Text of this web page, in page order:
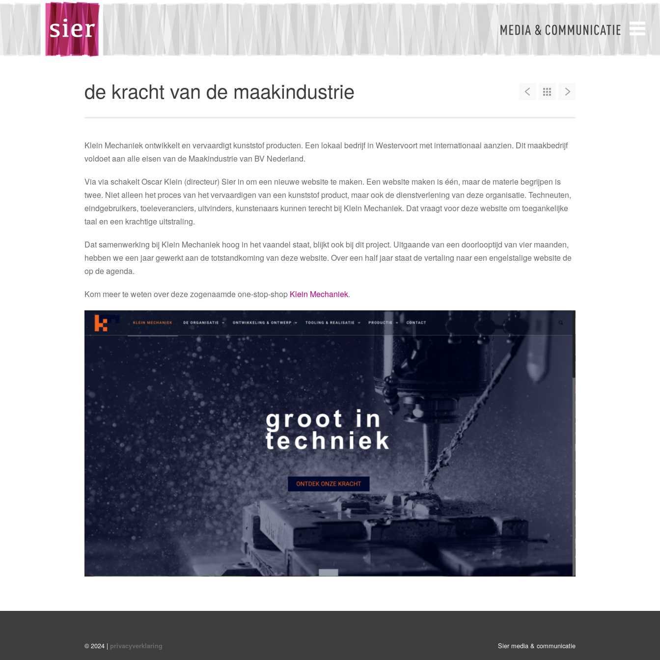
de kracht van de maakindustrie
Klein Mechaniek ontwikkelt en vervaardigt kunststof producten. Een lokaal bedrijf in Westervoort met internationaal aanzien. Dit maakbedrijf
voldoet aan alle eisen van de Maakindustrie van BV Nederland.
Via via schakelt Oscar Klein (directeur) Sier in om een nieuwe website te maken. Een website maken is één, maar de materie begrijpen is
twee. Niet alleen het proces van het vervaardigen van een kunststof product, maar ook de dienstverlening van deze organisatie. Techneuten,
eindgebruikers, toeleveranciers, uitvinders, kunstenaars kunnen terecht bij Klein Mechaniek. Dat vraagt voor deze website om toegankelijke
taal en een krachtige uitstraling.
Dat samenwerking bij Klein Mechaniek hoog in het vaandel staat, blijkt ook bij dit project. Uitgaande van een doorlooptijd van vier maanden,
hebben we een jaar gewerkt aan de totstandkoming van deze website. Over een half jaar staat de vertaling naar een engelstalige website de
op de agenda.
Kom meer te weten over deze zogenaamde one-stop-shop Klein Mechaniek.
© 2024 | privacyverklaring Sier media & communicatie